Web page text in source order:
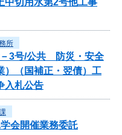
所
－3号/公共 防災・安全
）（国補正・翌債）工
入札公告
会開催業務委託